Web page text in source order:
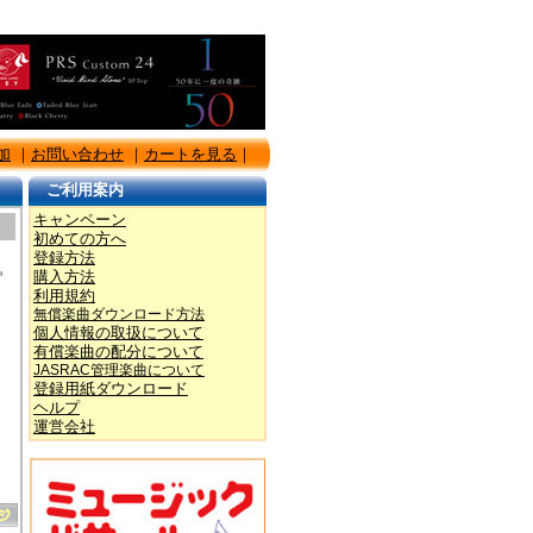
｜ お問い合わせ ｜ カートを見る ｜
ご利用案内
キャンペーン
初めての方へ
登録方法
購入方法
利用規約
無償楽曲ダウンロード方法
個人情報の取扱について
有償楽曲の配分について
JASRAC管理楽曲について
登録用紙ダウンロード
ヘルプ
運営会社